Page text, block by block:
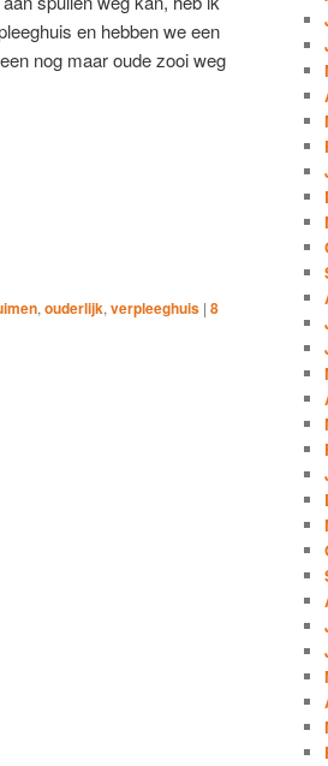
en hebben we een
nog maar oude zooi weg
, ouderlijk, verpleeghuis | 8